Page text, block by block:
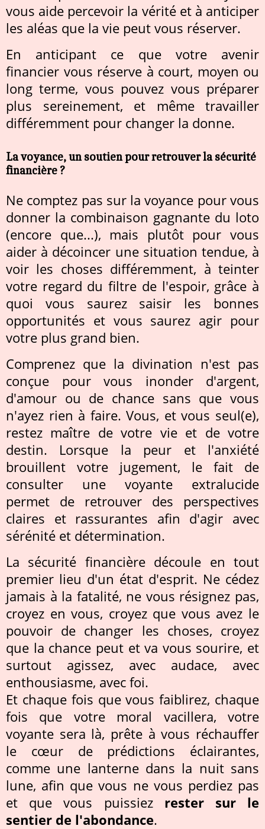
vous aide percevoir la vérité et à anticiper
les aléas que la vie peut vous réserver.
En anticipant ce que votre avenir
financier vous réserve à court, moyen ou
long terme, vous pouvez vous préparer
plus sereinement, et même travailler
différemment pour changer la donne.
La voyance, un soutien pour retrouver la sécurité
financière ?
Ne comptez pas sur la voyance pour vous
donner la combinaison gagnante du loto
(encore que...), mais plutôt pour vous
aider à décoincer une situation tendue, à
voir les choses différemment, à teinter
votre regard du filtre de l'espoir, grâce à
quoi vous saurez saisir les bonnes
opportunités et vous saurez agir pour
votre plus grand bien.
Comprenez que la divination n'est pas
conçue pour vous inonder d'argent,
d'amour ou de chance sans que vous
n'ayez rien à faire. Vous, et vous seul(e),
restez maître de votre vie et de votre
destin. Lorsque la peur et l'anxiété
brouillent votre jugement, le fait de
consulter une voyante extralucide
permet de retrouver des perspectives
claires et rassurantes afin d'agir avec
sérénité et détermination.
La sécurité financière découle en tout
premier lieu d'un état d'esprit. Ne cédez
jamais à la fatalité, ne vous résignez pas,
croyez en vous, croyez que vous avez le
pouvoir de changer les choses, croyez
que la chance peut et va vous sourire, et
surtout agissez, avec audace, avec
enthousiasme, avec foi.
Et chaque fois que vous faiblirez, chaque
fois que votre moral vacillera, votre
voyante sera là, prête à vous réchauffer
le cœur de prédictions éclairantes,
comme une lanterne dans la nuit sans
lune, afin que vous ne vous perdiez pas
et que vous puissiez rester sur le
sentier de l'abondance.